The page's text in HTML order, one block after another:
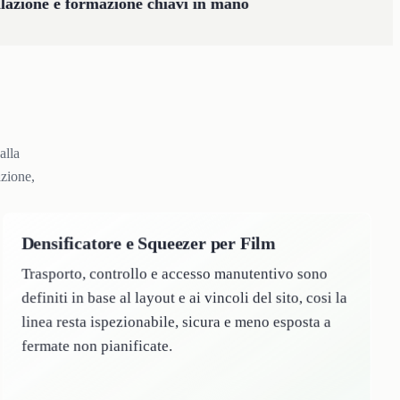
Densificatore e Squeezer per Film
Trasporto, controllo e accesso manutentivo sono
definiti in base al layout e ai vincoli del sito, cosi la
linea resta ispezionabile, sicura e meno esposta a
fermate non pianificate.